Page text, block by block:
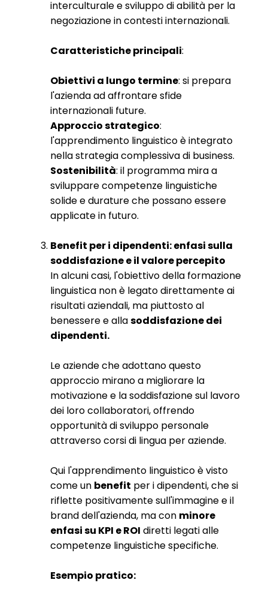
interculturale e sviluppo di abilità per la
negoziazione in contesti internazionali.
Caratteristiche principali:
Obiettivi a lungo termine: si prepara
l'azienda ad affrontare sfide
internazionali future.
Approccio strategico:
l'apprendimento linguistico è integrato
nella strategia complessiva di business.
Sostenibilità: il programma mira a
sviluppare competenze linguistiche
solide e durature che possano essere
applicate in futuro.
Benefit per i dipendenti: enfasi sulla
soddisfazione e il valore percepito
In alcuni casi, l'obiettivo della formazione
linguistica non è legato direttamente ai
risultati aziendali, ma piuttosto al
benessere e allasoddisfazione dei
dipendenti.
Le aziende che adottano questo
approccio mirano a migliorare la
motivazione e la soddisfazione sul lavoro
dei loro collaboratori, offrendo
opportunità di sviluppo personale
attraverso corsi di lingua per aziende.
Qui l'apprendimento linguistico è visto
come un benefit per i dipendenti, che si
riflette positivamente sull'immagine e il
brand dell'azienda, ma con minore
enfasi su KPI e ROI diretti legati alle
competenze linguistiche specifiche.
Esempio pratico: